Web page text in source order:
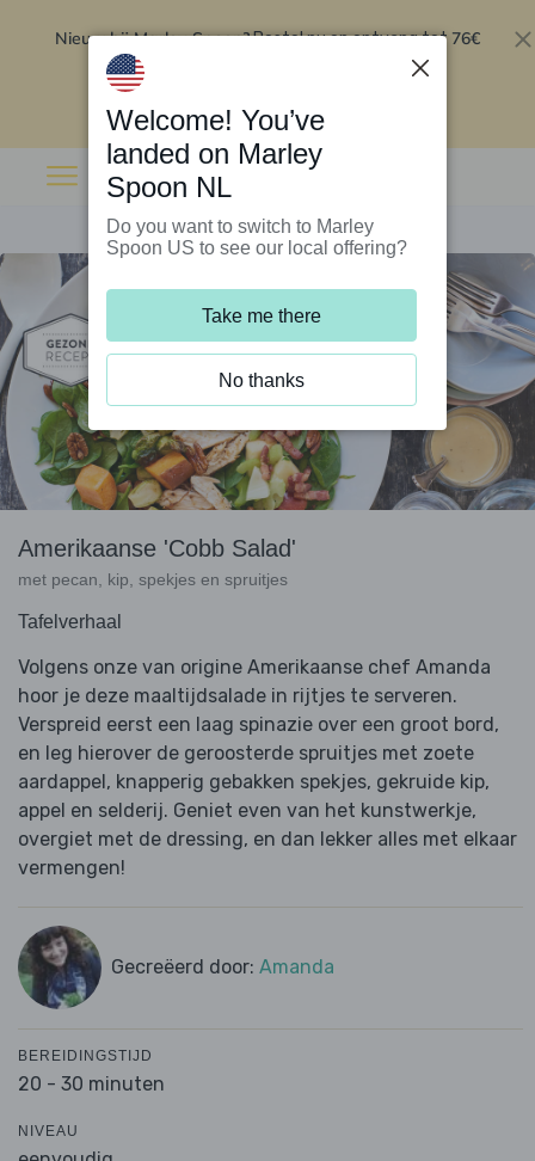
Nieuw bij Marley Spoon?Bestel nu en ontvang tot 76€
Amerikaanse 'Cobb Salad'
met pecan, kip, spekjes en spruitjes
Tafelverhaal
Volgens onze van origine Amerikaanse chef Amanda
hoor je deze maaltijdsalade in rijtjes te serveren.
Verspreid eerst een laag spinazie over een groot bord,
en leg hierover de geroosterde spruitjes met zoete
aardappel, knapperig gebakken spekjes, gekruide kip,
appel en selderij. Geniet even van het kunstwerkje,
overgiet met de dressing, en dan lekker alles met elkaar
vermengen!
Gecreëerd door: Amanda
BEREIDINGSTIJD
20 - 30 minuten
NIVEAU
Welcome! You’ve
landed on Marley
Spoon NL
Do you want to switch to Marley
Spoon US to see our local offering?
Take me there
No thanks